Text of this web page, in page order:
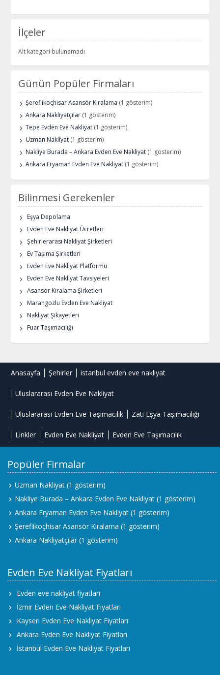
İlçeler
Alt kategori bulunamadı
Günün Popüler Firmaları
Şereflikoçhisar Asansör Kiralama (1 gösterim)
Ankara Nakliyatçılar (1 gösterim)
Tepe Evden Eve Nakliyat (1 gösterim)
Uzman Nakliyat (1 gösterim)
Nakliye Burada – Ankara Evden Eve Nakliyat (1 gösterim)
Ankara Eryaman Evden Eve Nakliyat (1 gösterim)
Bilinmesi Gerekenler
Eşya Depolama
Evden Eve Nakliyat Ücretleri
Şehirlerarası Nakliyat Şirketleri
Ev Taşıma Şirketleri
Evden Eve Nakliyat Platformu
Evden Eve Nakliyat Tavsiyeleri
Asansör Kiralama Şirketleri
Marangozlu Evden Eve Nakliyat
Nakliyat Şikayetleri
Fuar Taşımacılığı
Anasayfa Şehirler istanbul evden eve nakliyat
Uluslararası Evden Eve Nakliyat
Uluslararası Evden Eve Taşımacılık Zati Eşya Taşımacılığı
Linkler Evden Eve Nakliyat Evden Eve Taşımacılık
Popüler Firmalar
Uzman Nakliyat (1 gösterim)
Nakliye Burada – Ankara Evden Eve Nakliyat (1 gösterim)
Ankara Eryaman Evden Eve Nakliyat (1 gösterim)
Şereflikoçhisar Asansör Kiralama (1 gösterim)
Ankara Nakliyatçılar (1 gösterim)
Evden Eve Nakliyat Fiyatları
Evden eve nakliyat fiyatları
İzmir Evden Eve Nakliyat Fiyatları
Kayseri Evden Eve Nakliyat Fiyatları
Ankara Evden Eve Nakliyat Fiyatları
İstanbul Evden Eve Nakliyat Fiyatları